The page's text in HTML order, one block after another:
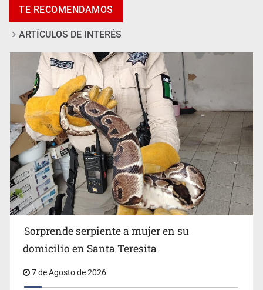
implicación en desapariciones forzadas
Detienen a tres miembros de red transnacional de
tráfico de personas
TE RECOMENDAMOS
ARTÍCULOS DE INTERÉS
Sorprende serpiente a mujer en su
domicilio en Santa Teresita
7 de Agosto de 2026